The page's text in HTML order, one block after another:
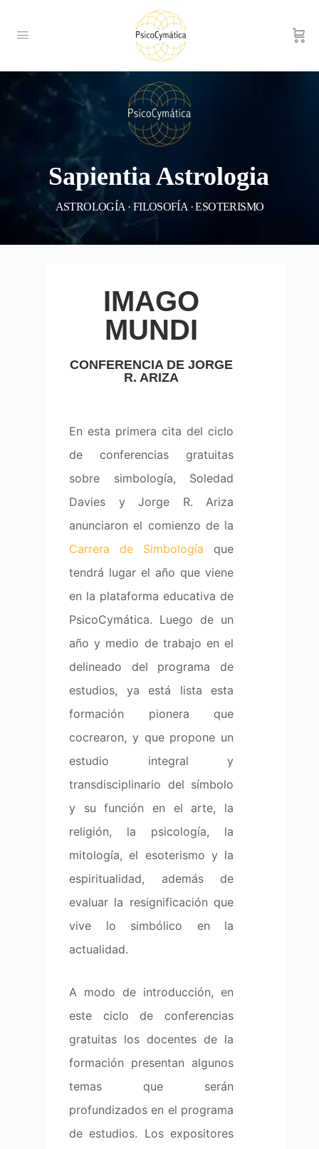
Sapientia Astrologia
ASTROLOGÍA · FILOSOFÍA · ESOTERISMO
IMAGO
MUNDI
CONFERENCIA DE JORGE
R. ARIZA
En esta primera cita del ciclo
de conferencias gratuitas
sobre simbología, Soledad
Davies y Jorge R. Ariza
anunciaron el comienzo de la
Carrera de Simbología que
tendrá lugar el año que viene
en la plataforma educativa de
PsicoCymática. Luego de un
año y medio de trabajo en el
delineado del programa de
estudios, ya está lista esta
formación pionera que
cocrearon, y que propone un
estudio integral y
transdisciplinario del símbolo
y su función en el arte, la
religión, la psicología, la
mitología, el esoterismo y la
espiritualidad, además de
evaluar la resignificación que
vive lo simbólico en la
actualidad.
A modo de introducción, en
este ciclo de conferencias
gratuitas los docentes de la
formación presentan algunos
temas que serán
profundizados en el programa
de estudios. Los expositores